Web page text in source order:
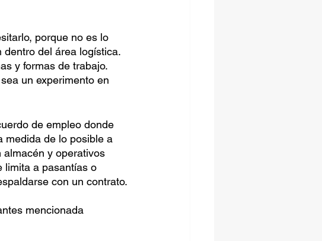
porque no es lo
del área logística.
y formas de trabajo.
un experimento en
de empleo donde
medida de lo posible a
almacén y operativos
limita a pasantías o
con un contrato.
mencionada